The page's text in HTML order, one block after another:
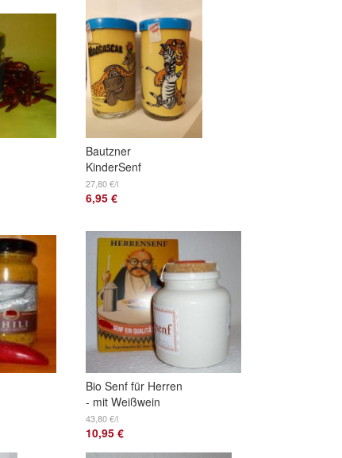
Bautzner
KinderSenf
Madagascar
Sammelglas
27,80 €/l
6,95 €
Bio Senf für Herren
- mit Weißwein
250ml im
Porzellantopf
elegant
43,80 €/l
10,95 €